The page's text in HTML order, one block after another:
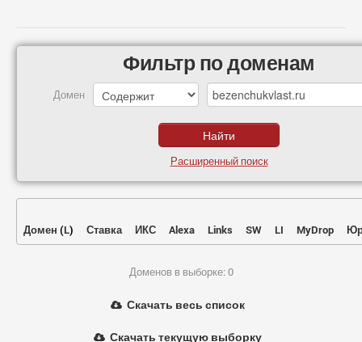
Фильтр по доменам
Домен
Расширенный поиск
Домен (L) Ставка ИКС Alexa Links SW LI MyDrop
Доменов в выборке: 0
Скачать весь список
Скачать текущую выборку